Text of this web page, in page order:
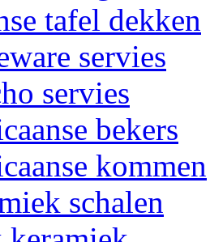
tafel dekken
servies
servies
bekers
kommen
schalen